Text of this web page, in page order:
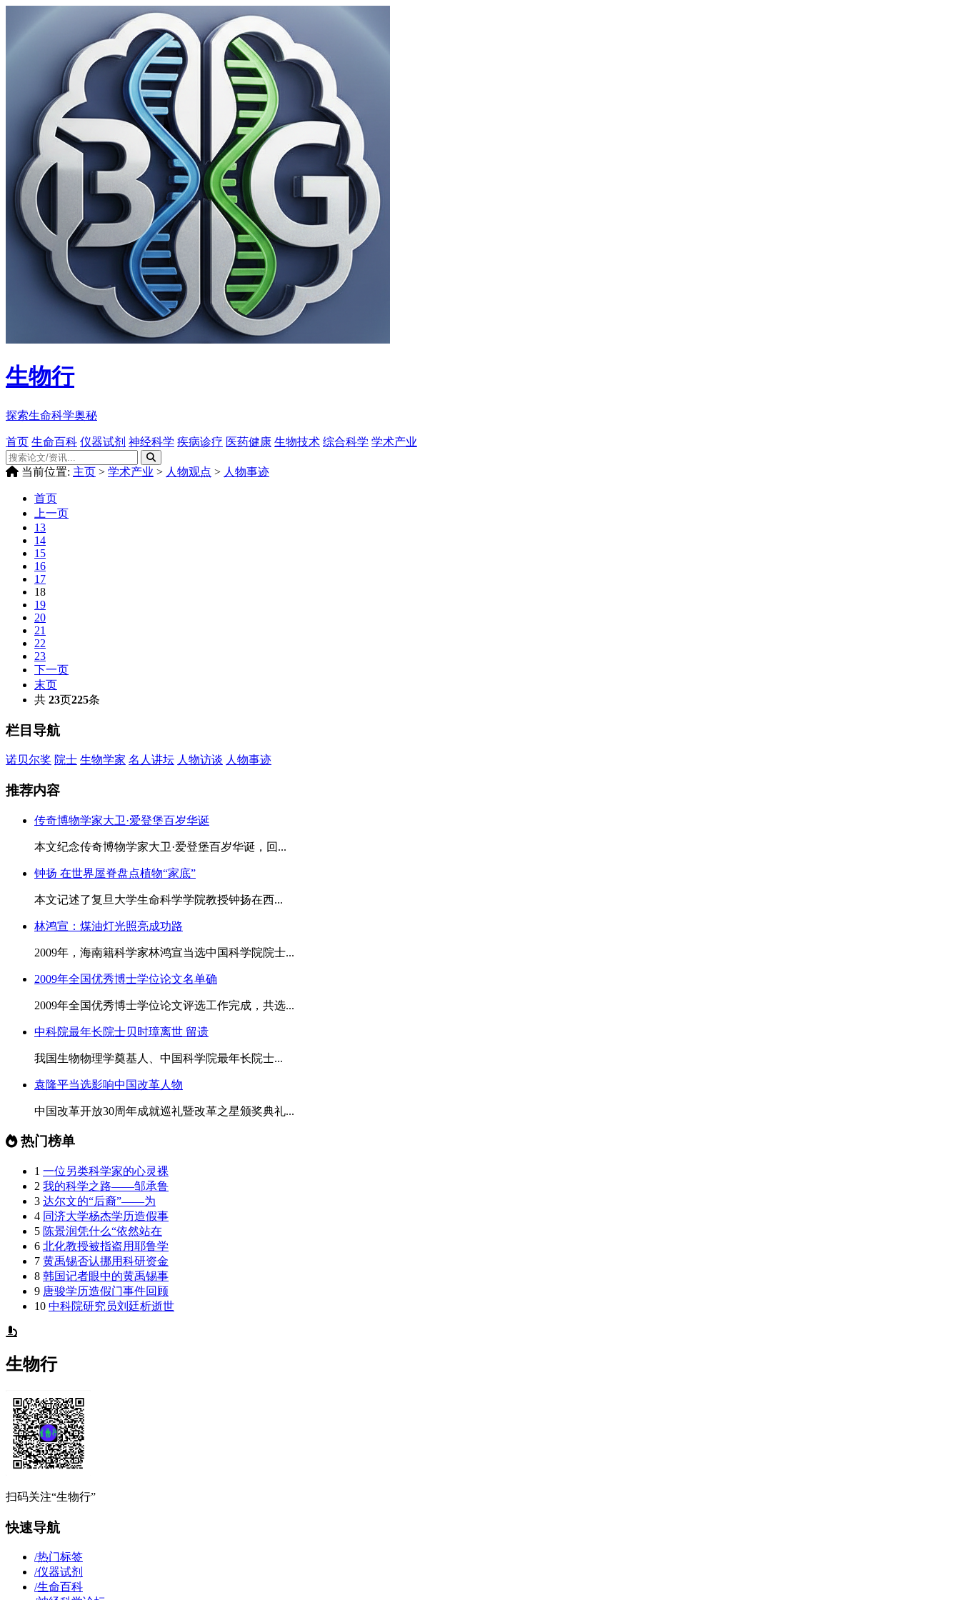
生物行
探索生命科学奥秘
首页 生命百科 仪器试剂 神经科学 疾病诊疗 医药健康 生物技术 综合科学 学术产业
当前位置: 主页 > 学术产业 > 人物观点 > 人物事迹
首页
上一页
13
14
15
16
17
18
19
20
21
22
23
下一页
末页
共 23页225条
栏目导航
诺贝尔奖 院士 生物学家 名人讲坛 人物访谈 人物事迹
推荐内容
传奇博物学家大卫·爱登堡百岁华诞
本文纪念传奇博物学家大卫·爱登堡百岁华诞，回...
钟扬 在世界屋脊盘点植物“家底”
本文记述了复旦大学生命科学学院教授钟扬在西...
林鸿宣：煤油灯光照亮成功路
2009年，海南籍科学家林鸿宣当选中国科学院院士...
2009年全国优秀博士学位论文名单确
2009年全国优秀博士学位论文评选工作完成，共选...
中科院最年长院士贝时璋离世 留遗
我国生物物理学奠基人、中国科学院最年长院士...
袁隆平当选影响中国改革人物
中国改革开放30周年成就巡礼暨改革之星颁奖典礼...
热门榜单
1 一位另类科学家的心灵裸
2 我的科学之路——邹承鲁
3 达尔文的“后裔”——为
4 同济大学杨杰学历造假事
5 陈景润凭什么“依然站在
6 北化教授被指盗用耶鲁学
7 黄禹锡否认挪用科研资金
8 韩国记者眼中的黄禹锡事
9 唐骏学历造假门事件回顾
10 中科院研究员刘廷析逝世
生物行
扫码关注“生物行”
快速导航
/热门标签
/仪器试剂
/生命百科